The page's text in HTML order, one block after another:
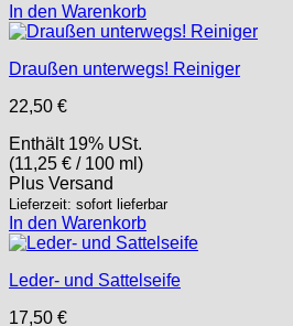
In den Warenkorb
Draußen unterwegs! Reiniger
22,50 €
Enthält 19% USt.
(11,25 € / 100 ml)
Plus Versand
Lieferzeit: sofort lieferbar
In den Warenkorb
Leder- und Sattelseife
17,50 €